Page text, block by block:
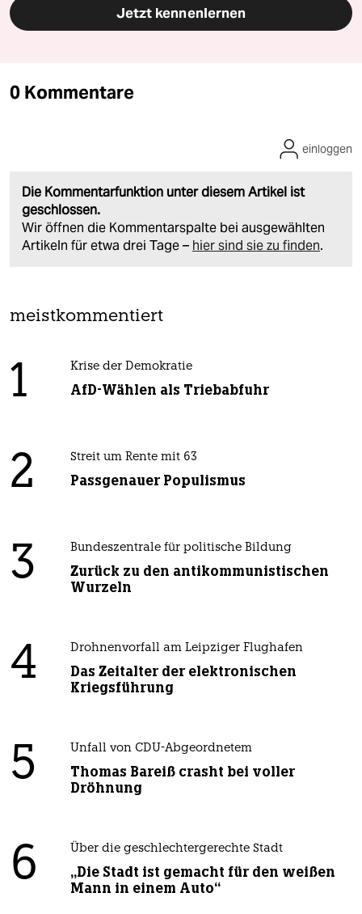
Jetzt kennenlernen
0 Kommentare
Die Kommentarfunktion unter diesem Artikel ist
geschlossen.
Wir öffnen die Kommentarspalte bei ausgewählten
Artikeln für etwa drei Tage – hier sind sie zu finden.
einloggen
meistkommentiert
1 Krise der Demokratie
AfD-Wählen als Triebabfuhr
2 Streit um Rente mit 63
Passgenauer Populismus
3 Bundeszentrale für politische Bildung
Zurück zu den antikommunistischen
Wurzeln
4 Drohnenvorfall am Leipziger Flughafen
Das Zeitalter der elektronischen
Kriegsführung
5 Unfall von CDU-Abgeordnetem
Thomas Bareiß crasht bei voller
Dröhnung
6 Über die geschlechtergerechte Stadt
„Die Stadt ist gemacht für den weißen
Mann in einem Auto“